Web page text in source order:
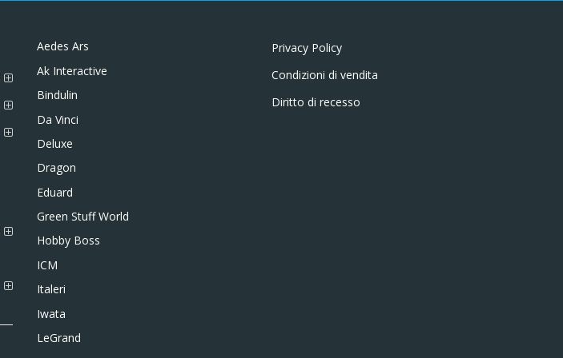
Aedes Ars
Ak Interactive
Bindulin
Da Vinci
Deluxe
Dragon
Eduard
Green Stuff World
Hobby Boss
ICM
Italeri
Iwata
LeGrand
Privacy Policy
Condizioni di vendita
Diritto di recesso